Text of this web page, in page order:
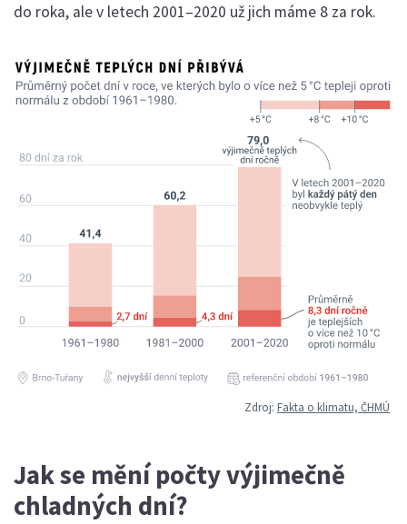
do roka, ale v letech 2001–2020 už jich máme 8 za rok.
Zdroj: Fakta o klimatu, ČHMÚ
Jak se mění počty výjimečně
chladných dní?